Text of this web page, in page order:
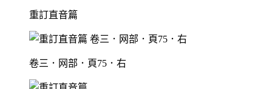
重訂直音篇
卷三．网部．頁75．右